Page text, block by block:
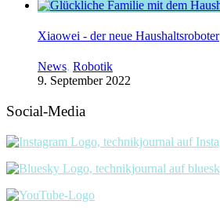
Xiaowei - der neue Haushaltsroboter
News, Robotik
9. September 2022
Social-Media